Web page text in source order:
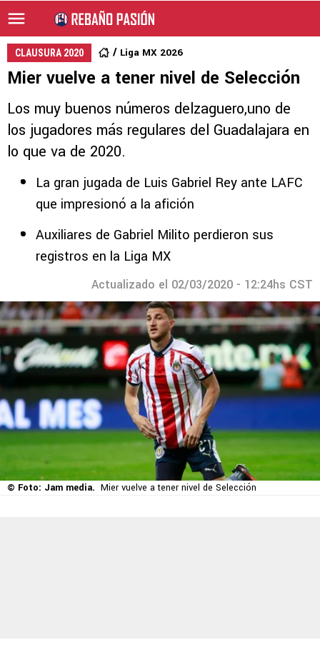
CLAUSURA 2020 Liga MX 2026
Mier vuelve a tener nivel de Selección
Los muy buenos números delzaguero,uno de
los jugadores más regulares del Guadalajara en
lo que va de 2020.
La gran jugada de Luis Gabriel Rey ante LAFC
que impresionó a la afición
Auxiliares de Gabriel Milito perdieron sus
registros en la Liga MX
Actualizado el 02/03/2020 - 12:24hs CST
© Foto: Jam media. Mier vuelve a tener nivel de Selección